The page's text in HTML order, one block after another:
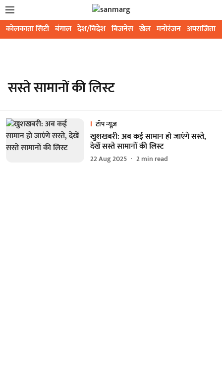
कोलकाता सिटी बंगाल देश/विदेश बिजनेस खेल मनोरंजन अपराजिता
सस्ते सामानों की लिस्ट
टॉप न्यूज़
खुशखबरी: अब कई सामान हो जाएंगे सस्ते,
देखें सस्ते सामानों की लिस्ट
22 Aug 2025 2min read